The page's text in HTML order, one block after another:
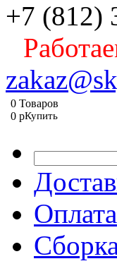
+7 (812)
0 Товаров
0 pКупить
Оплата